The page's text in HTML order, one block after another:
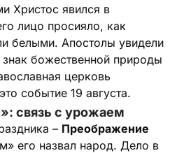
Христос явился в
лицо просияло, как
белыми. Апостолы увидели
божественной природы
церковь
событие 19 августа.
связь с урожаем
– Преображение
его назвал народ. Дело в